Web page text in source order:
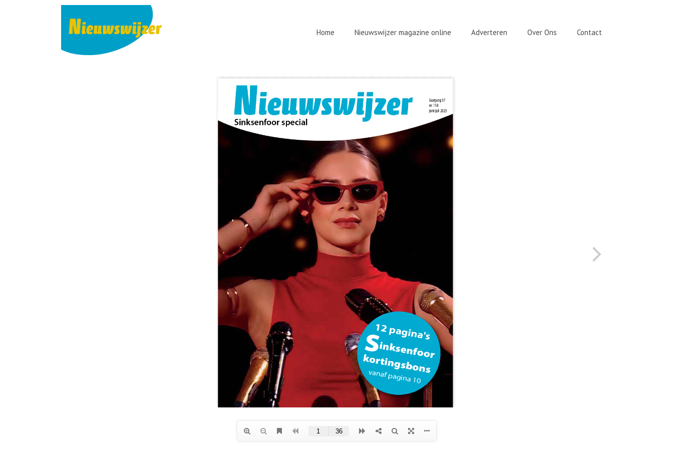
Home Nieuwswijzer magazine online Adverteren Over Ons Contact